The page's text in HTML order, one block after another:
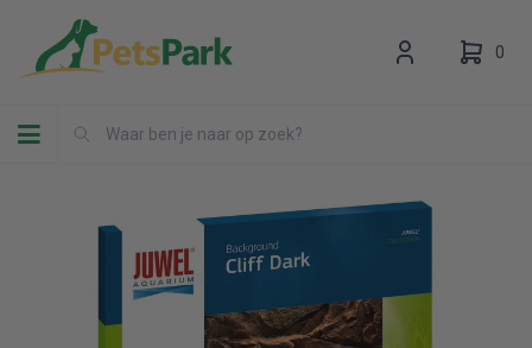
Toggle navigation
0
Uw winkelwagen is leeg.
Vul hem met producten.